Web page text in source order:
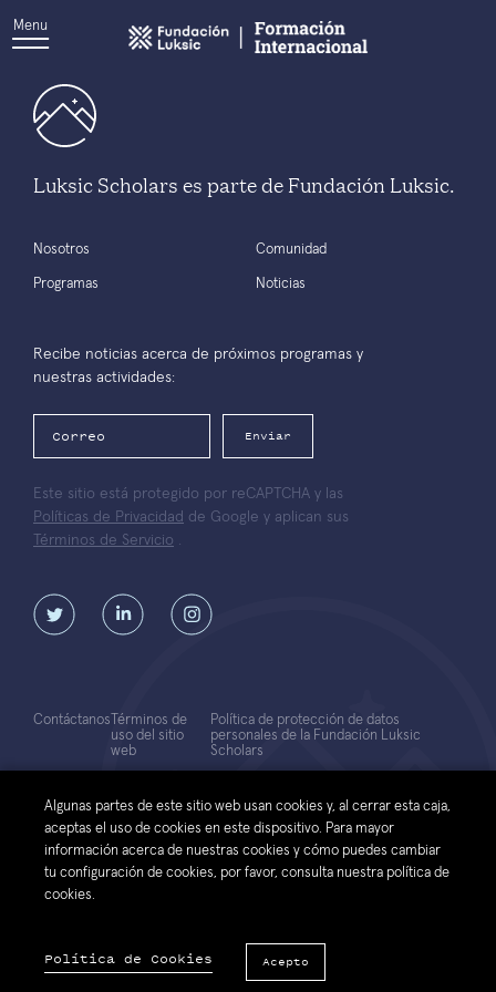
Menu
Luksic Scholars es parte de Fundación Luksic.
Nosotros
Programas
Comunidad
Noticias
Recibe noticias acerca de próximos programas y
nuestras actividades:
Enviar
Este sitio está protegido por reCAPTCHA y las
Políticas de Privacidad de Google y aplican sus
Términos de Servicio .
© 2026 Fundación Luksic Scholars. Todos los Derechos Reservados
Contáctanos Términos de
uso del sitio
web
Política de protección de datos
personales de la Fundación Luksic
Scholars
Algunas partes de este sitio web usan cookies y, al cerrar esta caja,
aceptas el uso de cookies en este dispositivo. Para mayor
información acerca de nuestras cookies y cómo puedes cambiar
tu configuración de cookies, por favor, consulta nuestra política de
cookies.
Política de Cookies Acepto